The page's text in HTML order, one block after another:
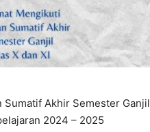
Akhir Semester Ganjil
2024 – 2025